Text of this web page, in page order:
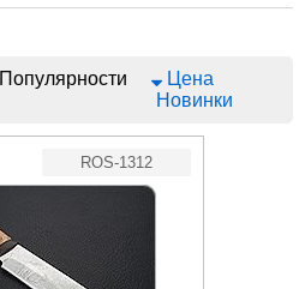
Популярности
Цена
Новинки
ROS-1312